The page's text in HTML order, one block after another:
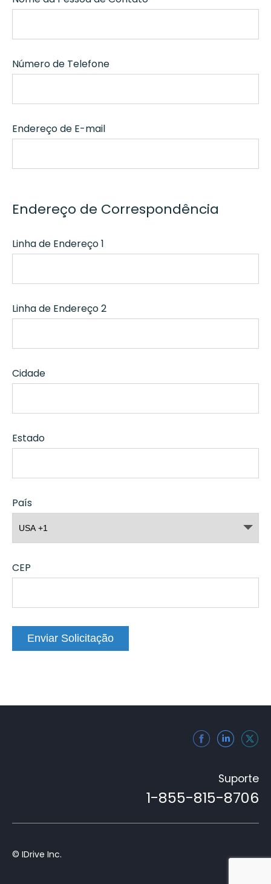
Número de Telefone
Endereço de E-mail
Endereço de Correspondência
Linha de Endereço 1
Linha de Endereço 2
Cidade
Estado
País
CEP
Enviar Solicitação
Suporte
1-855-815-8706
© IDrive Inc.